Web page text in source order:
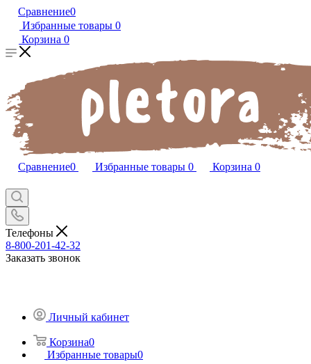
Сравнение0
Избранные товары 0
Корзина 0
Сравнение0 Избранные товары 0 Корзина 0
Телефоны
8-800-201-42-32
Заказать звонок
Личный кабинет
Корзина0
Избранные товары0